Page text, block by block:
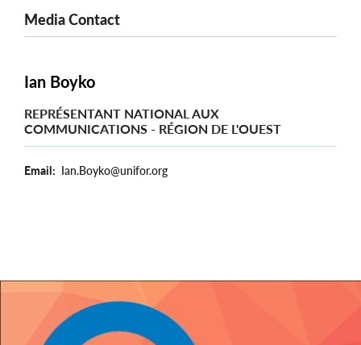
Media Contact
Ian Boyko
REPRÉSENTANT NATIONAL AUX
COMMUNICATIONS - RÉGION DE L'OUEST
Email Ian.Boyko@unifor.org